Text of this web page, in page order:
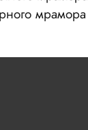
мрамора